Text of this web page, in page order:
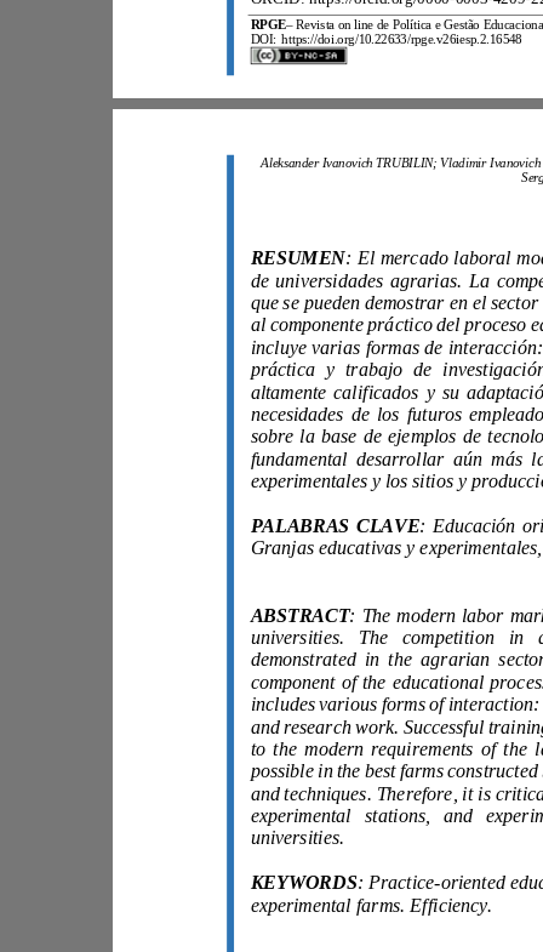
RPGE–
DOI:
https://doi.org/10.22633/rpge.v26iesp.2.16548
RESUMEN
PALABRAS CLAVE:
ABSTRACT
universities.
KEYWORDS
experimental farms. Efficiency.